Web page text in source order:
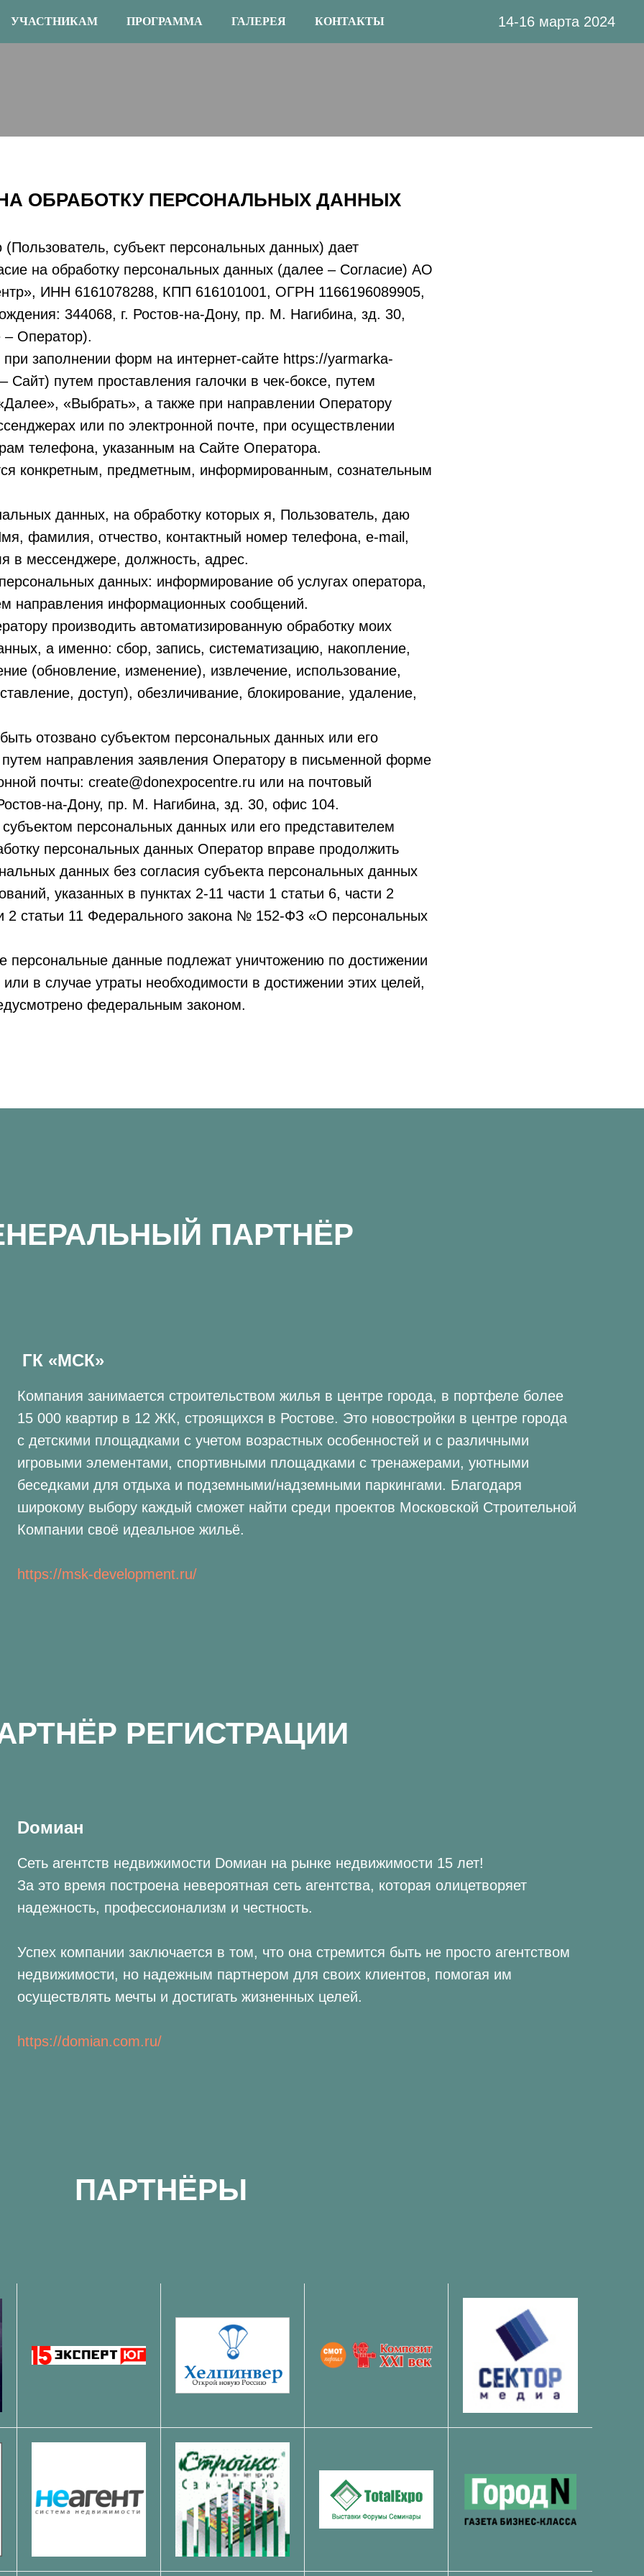
УЧАСТНИКАМ ПРОГРАММА ГАЛЕРЕЯ КОНТАКТЫ 14-16 марта 2024
ОБРАБОТКУ ПЕРСОНАЛЬНЫХ ДАННЫХ
(Пользователь, субъект персональных данных) дает
на обработку персональных данных (далее – Согласие) АО
ИНН 6161078288, КПП 616101001, ОГРН 1166196089905,
344068, г. Ростов-на-Дону, пр. М. Нагибина, зд. 30,
Оператор).
при заполнении форм на интернет-сайте https://yarmarka-
Сайт) путем проставления галочки в чек-боксе, путем
«Выбрать», а также при направлении Оператору
или по электронной почте, при осуществлении
телефона, указанным на Сайте Оператора.
конкретным, предметным, информированным, сознательным
данных, на обработку которых я, Пользователь, даю
фамилия, отчество, контактный номер телефона, e-mail,
в мессенджере, должность, адрес.
данных: информирование об услугах оператора,
направления информационных сообщений.
производить автоматизированную обработку моих
а именно: сбор, запись, систематизацию, накопление,
(обновление, изменение), извлечение, использование,
доступ), обезличивание, блокирование, удаление,
отозвано субъектом персональных данных или его
направления заявления Оператору в письменной форме
почты: create@donexpocentre.ru или на почтовый
на-Дону, пр. М. Нагибина, зд. 30, офис 104.
персональных данных или его представителем
персональных данных Оператор вправе продолжить
данных без согласия субъекта персональных данных
указанных в пунктах 2-11 части 1 статьи 6, части 2
2 статьи 11 Федерального закона № 152-ФЗ «О персональных
персональные данные подлежат уничтожению по достижении
в случае утраты необходимости в достижении этих целей,
федеральным законом.
ПАРТНЁР
ГК «МСК»
Компания занимается строительством жилья в центре города, в портфеле более
15 000 квартир в 12 ЖК, строящихся в Ростове. Это новостройки в центре города
с детскими площадками с учетом возрастных особенностей и с различными
игровыми элементами, спортивными площадками с тренажерами, уютными
беседками для отдыха и подземными/надземными паркингами. Благодаря
широкому выбору каждый сможет найти среди проектов Московской Строительной
Компании своё идеальное жильё.
https://msk-development.ru/
РЕГИСТРАЦИИ
Dомиан
Сеть агентств недвижимости Dомиан на рынке недвижимости 15 лет!
За это время построена невероятная сеть агентства, которая олицетворяет
надежность, профессионализм и честность.
Успех компании заключается в том, что она стремится быть не просто агентством
недвижимости, но надежным партнером для своих клиентов, помогая им
осуществлять мечты и достигать жизненных целей.
https://domian.com.ru/
ПАРТНЁРЫ